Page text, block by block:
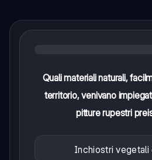
Quali materiali naturali,
territorio, venivano
pitture rupestri
Inchiostri vegetali